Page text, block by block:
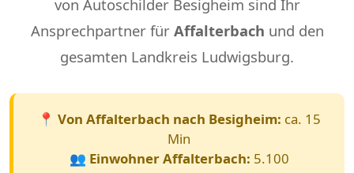
von Autoschilder Besigheim sind Ihr
Ansprechpartner für Affalterbach und den
gesamten Landkreis Ludwigsburg.
📍 Von Affalterbach nach Besigheim: ca. 15
Min
👥 Einwohner Affalterbach: 5.100